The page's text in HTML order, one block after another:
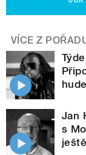
VÍCE Z
Jan
s